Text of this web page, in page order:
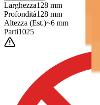
Larghezza128 mm
Profondità128 mm
Altezza (Est.)~6 mm
Parti1025